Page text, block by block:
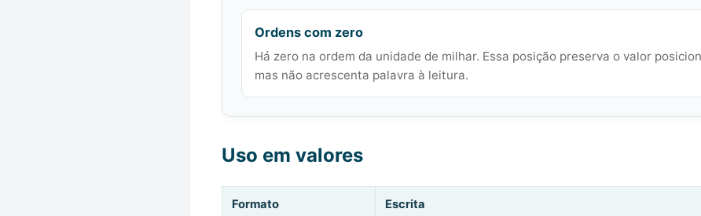
Ordens com zero
Há zero na ordem da unidade de milhar. Essa posição preserva o valor
mas não acrescenta palavra à leitura.
Uso em valores
Formato Escrita